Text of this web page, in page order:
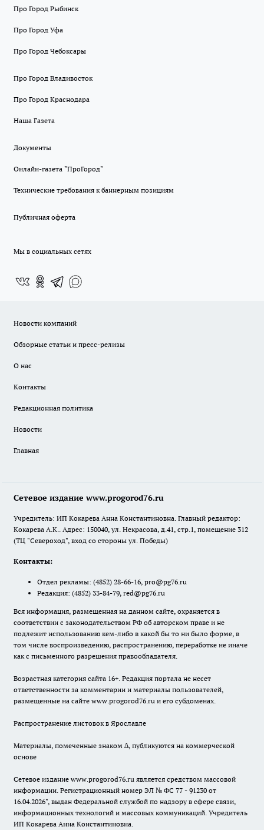
Про Город Рыбинск
Про Город Уфа
Про Город Чебоксары
Про Город Владивосток
Про Город Краснодара
Наша Газета
Документы
Онлайн-газета "ПроГород"
Технические требования к баннерным позициям
Публичная оферта
Мы в социальных сетях
Новости компаний
Обзорные статьи и пресс-релизы
О нас
Контакты
Редакционная политика
Новости
Главная
Сетевое издание www.progorod76.ru
Учредитель: ИП Кокарева Анна Константиновна. Главный редактор:
Кокарева А.К.. Адрес: 150040, ул. Некрасова, д.41, стр.1, помещение 312
(ТЦ "Североход", вход со стороны ул. Победы)
Контакты:
Отдел рекламы: (4852) 28-66-16, pro@pg76.ru
Редакция: (4852) 33-84-79, red@pg76.ru
Вся информация, размещенная на данном сайте, охраняется в
соответствии с законодательством РФ об авторском праве и не
подлежит использованию кем-либо в какой бы то ни было форме, в
том числе воспроизведению, распространению, переработке не иначе
как с письменного разрешения правообладателя.
Возрастная категория сайта 16+. Редакция портала не несет
ответственности за комментарии и материалы пользователей,
размещенные на сайте www.progorod76.ru и его субдоменах.
Распространение листовок в Ярославле
Материалы, помеченные знаком ∆, публикуются на коммерческой
основе
Сетевое издание www.progorod76.ru является средством массовой
информации. Регистрационный номер ЭЛ № ФС 77 - 91230 от
16.04.2026", выдан Федеральной службой по надзору в сфере связи,
информационных технологий и массовых коммуникаций. Учредитель
ИП Кокарева Анна Константиновна.